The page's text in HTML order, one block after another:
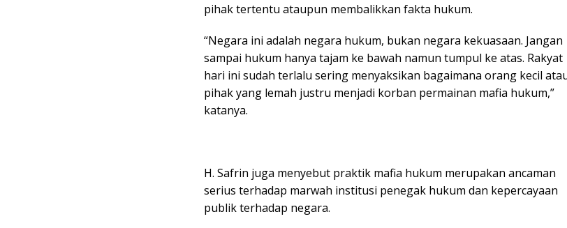
pihak tertentu ataupun membalikkan fakta hukum.
“Negara ini adalah negara hukum, bukan negara kekuasaan. Jangan
sampai hukum hanya tajam ke bawah namun tumpul ke atas. Rakyat
hari ini sudah terlalu sering menyaksikan bagaimana orang kecil
pihak yang lemah justru menjadi korban permainan mafia hukum,”
katanya.
H. Safrin juga menyebut praktik mafia hukum merupakan ancaman
serius terhadap marwah institusi penegak hukum dan kepercayaan
publik terhadap negara.